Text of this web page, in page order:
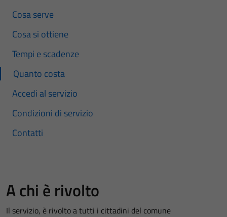
Cosa serve
Cosa si ottiene
Tempi e scadenze
Quanto costa
Accedi al servizio
Condizioni di servizio
Contatti
A chi è rivolto
Il servizio, è rivolto a tutti i cittadini del comune